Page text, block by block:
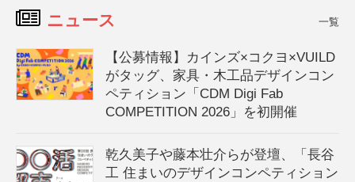
ニュース 一覧
【公募情報】カインズ×コクヨ×VUILD
がタッグ、家具・木工品デザインコン
ペティション「CDM Digi Fab
COMPETITION 2026」を初開催
乾久美子や藤本壮介らが登壇、「長谷
工 住まいのデザインコンペティション